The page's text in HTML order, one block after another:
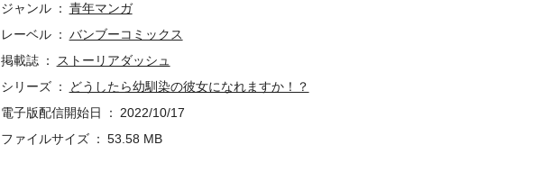
ジャンル
青年マンガ
レーベル
バンブーコミックス
掲載誌
ストーリアダッシュ
シリーズ
どうしたら幼馴染の彼女になれますか！？
電子版配信開始日
2022/10/17
ファイルサイズ
53.58 MB